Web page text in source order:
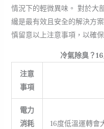
情況下的輕微異味。 對於大
纔是最有效且安全的解決方
慎留意以上注意事項，以確
冷氣除臭？
注意
事項
電力
消耗
16度低溫運轉會